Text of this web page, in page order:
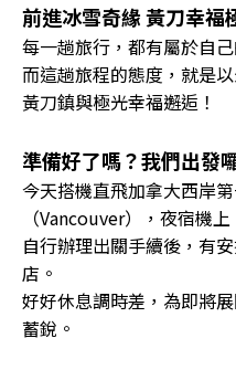
前進冰雪奇緣 黃刀幸福
每一趟旅行，都有屬於自己
而這趟旅程的態度，就是
黃刀鎮與極光幸福邂逅！
準備好了嗎？我們出發
今天搭機直飛加拿大西岸
（Vancouver），夜宿機上
自行辦理出關手續後，有
店。
好好休息調時差，為即將
蓄銳。